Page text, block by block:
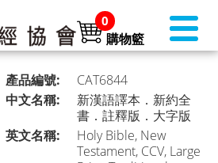
0
購物籃
►
產品編號:
CAT6844
中文名稱:
新漢語譯本．新約全
書．註釋版．大字版
英文名稱:
Holy Bible, New
Testament, CCV, Large